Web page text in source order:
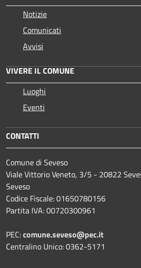
Notizie
Comunicati
Avvisi
VIVERE IL COMUNE
Luoghi
Eventi
CONTATTI
Comune di Seveso
Viale Vittorio Veneto, 3/5 - 20822
Seveso
Codice Fiscale: 01650780156
Partita IVA: 00720300961
PEC:comune.seveso@pec.it
Centralino Unico: 0362-5171